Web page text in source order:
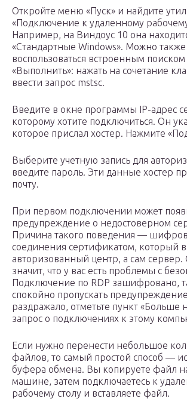
Откройте меню «Пуск» и найдите
«Подключение к удаленному рабочему
Например, на Виндоус 10 она
«Стандартные Windows». Можно также
воспользоваться встроенным
«Выполнить»: нажать на сочетание
ввести запрос mstsc.
Введите в окне программы IP-адрес
которому хотите подключиться. Он
которое прислал хостер. Нажмите
Выберите учетную запись для
введите пароль. Эти данные хостер
почту.
При первом подключении может
предупреждение о недостоверном
Причина такого поведения —
соединения сертификатом, который
авторизованный центр, а сам сервер.
значит, что у вас есть проблемы с
Подключение по RDP зашифровано,
спокойно пропускать
раздражало, отметьте пункт «Больше
запрос о подключениях к этому
Если нужно перенести небольшое
файлов, то самый простой способ —
буфера обмена. Вы копируете файл
машине, затем подключаетесь к
рабочему столу и вставляете файл.